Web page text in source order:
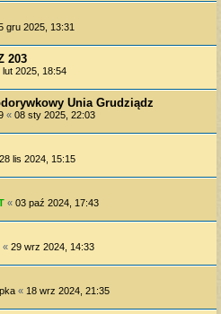
gru 2025, 13:31
203
lut 2025, 18:54
Unia Grudziądz
« 08 sty 2025, 22:03
28 lis 2024, 15:15
« 03 paź 2024, 17:43
« 29 wrz 2024, 14:33
« 18 wrz 2024, 21:35